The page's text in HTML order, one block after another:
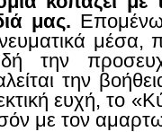
μας.
μέσα,
την
την
ευχή, το
με τον